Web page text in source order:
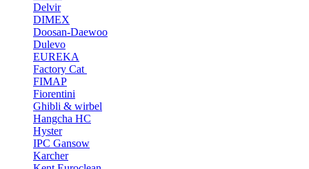
Delvir
DIMEX
Doosan-Daewoo
Dulevo
EUREKA
Factory Cat
FIMAP
Fiorentini
Ghibli & wirbel
Hangcha HC
Hyster
IPC Gansow
Karcher